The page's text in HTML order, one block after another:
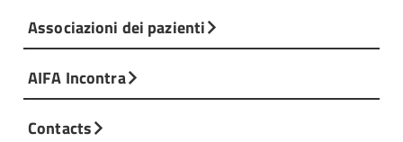
Associazioni dei pazienti
AIFA Incontra
Contacts